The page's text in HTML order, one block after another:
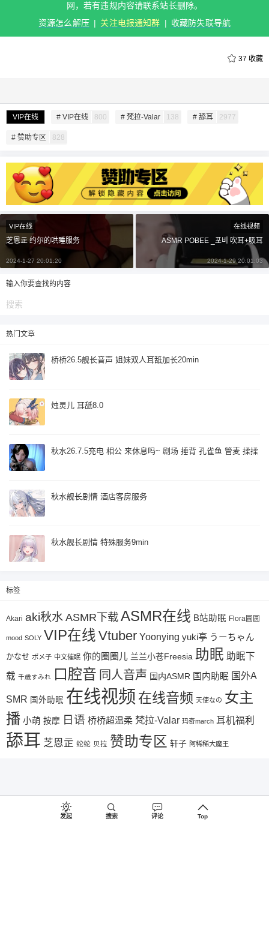
网，若有违规内容请联系站长删除。
资源怎么解压 | 关注电报通知群 | 收藏防失联导航
37 收藏
VIP在线 # VIP在线 800 # 梵拉-Valar 138 # 舔耳 2977
# 赞助专区 828
给undefined打赏
2 元 5 元 10 元
付费内容
¥
VIP在线
芝恩㱏 约尔的哄睡服务
2024-1-27 20:01:20
在线视频
ASMR POBEE _포비 吹耳+吸耳
2024-1-29 20:01:03
输入你要查找的内容
热门文章
桥桥26.5舰长音声 姐妹双人耳舐加长20min
烛灵儿 耳舐8.0
秋水26.7.5充电 相公 来休息吗~ 剧场 捶背 孔雀鱼 管麦 揉揉
秋水舰长剧情 酒店客房服务
秋水舰长剧情 特殊服务9min
标签
Akari aki秋水ASMR下载ASMR在线 B站助眠 Flora圆圆
mood SOLY VIP在线 Vtuber Yoonying yuki亭 うーちゃん
かなせ ポメ子 中文催眠 你的圈圈儿 兰兰小苍Freesia 助眠 助眠下
载 千歳すみれ 口腔音 同人音声 国内ASMR 国内助眠 国外A
SMR 国外助眠 在线视频 在线音频 天使なの 女主
播 小萌 按摩 日语 桥桥超温柔 梵拉-Valar 玛奇march 耳机福利
舔耳 芝恩㱏 蛇蛇 贝拉 赞助专区 轩子 阿稀稀大魔王
发起 搜索 评论 Top
您没有权限发布内容，请购买会员或者提升权
6位以上
忘记密码？